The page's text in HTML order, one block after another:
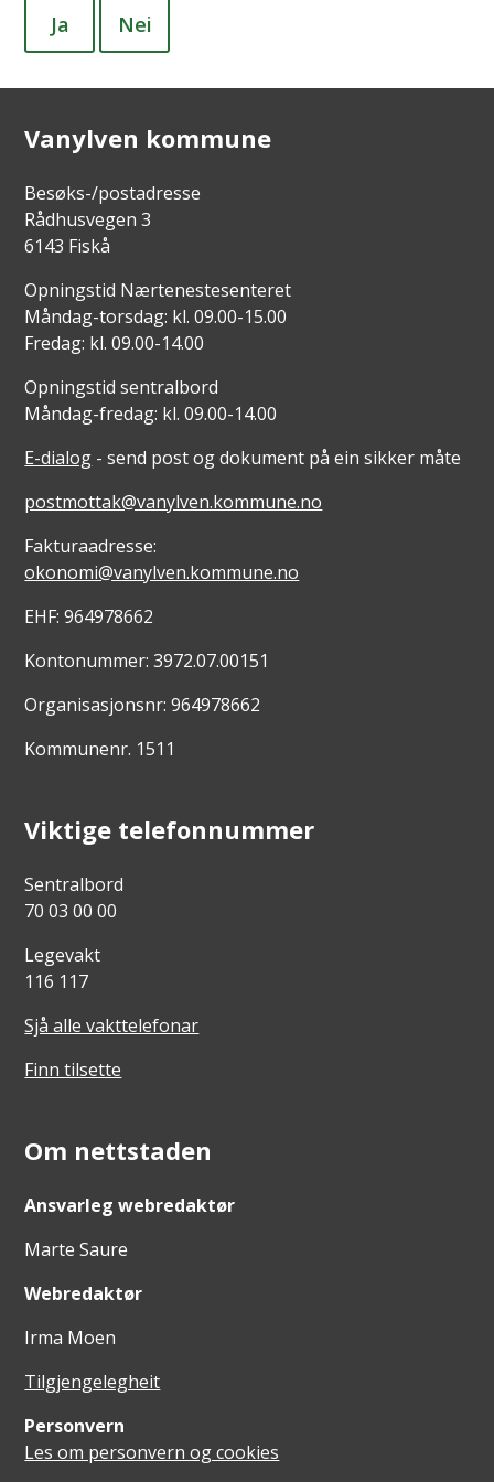
Ja Nei
Vanylven kommune
Besøks-/postadresse
Rådhusvegen 3
6143 Fiskå
Opningstid Nærtenestesenteret
Måndag-torsdag: kl. 09.00-15.00
Fredag: kl. 09.00-14.00
Opningstid sentralbord
Måndag-fredag: kl. 09.00-14.00
E-dialog - send post og dokument på ein sikker måte
postmottak@vanylven.kommune.no
Fakturaadresse:
okonomi@vanylven.kommune.no
EHF: 964978662
Kontonummer: 3972.07.00151
Organisasjonsnr: 964978662
Kommunenr. 1511
Viktige telefonnummer
Sentralbord
70 03 00 00
Legevakt
116 117
Sjå alle vakttelefonar
Finn tilsette
Om nettstaden
Ansvarleg webredaktør
Marte Saure
Webredaktør
Irma Moen
Tilgjengelegheit
Personvern
Les om personvern og cookies